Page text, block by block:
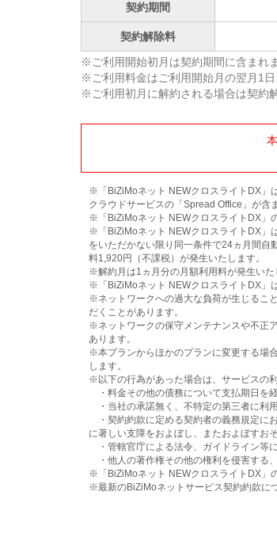
※ご利用開始初月は契約期間に含まれま
※ご利用料金はご利用開始月の翌月1日
※ご利用初月に解約される場合は契約
契約期間
契約解除料
※「BiZiMoネット NEWクロスライトDX」
クラウドサービスの「Spread Office」が含
※「BiZiMoネット NEWクロスライトDX」
※「BiZiMoネット NEWクロスライトDX」
をいただかない限り同一条件で24ヵ月間自
料1,920円（不課税）が発生いたします。
※解約月は1ヵ月分の月額利用料が発生いた
※「BiZiMoネット NEWクロスライトDX」
※ネットワークへの過大な負荷が生じるこ
だくことがあります。
※ネットワークの保守メンテナンスや不正
あります。
※本プランからほかのプランに変更する場
します。
※以下の行為があった場合は、サービスの
・料金その他の債務について支払期日を
・当社の承諾無く、不特定の第三者に利
・契約約款に定める契約者の義務規定に
に著しい支障をおよぼし、またおよぼすお
・管轄官庁による法令、ガイドライン等
・他人の著作権その他の権利を侵害する
※「BiZiMoネット NEWクロスライトDX」
※最新のBiZiMoネットサービス契約約款に